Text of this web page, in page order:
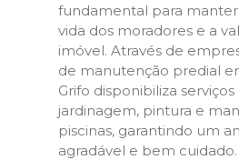
fundamental para
vida dos moradores e a
imóvel. Através de
de manutenção predial
Grifo disponibiliza
jardinagem, pintura e
piscinas, garantindo um
agradável e bem cuidado.